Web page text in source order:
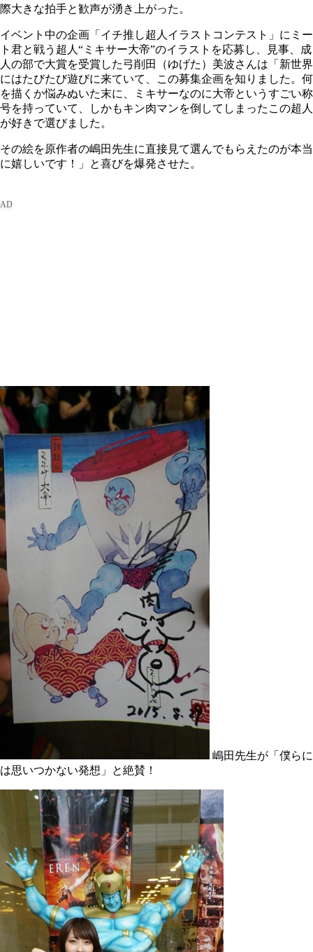
際大きな拍手と歓声が湧き上がった。
イベント中の企画「イチ推し超人イラストコンテスト」にミー
ト君と戦う超人“ミキサー大帝”のイラストを応募し、見事、成
人の部で大賞を受賞した弓削田（ゆげた）美波さんは「新世界
にはたびたび遊びに来ていて、この募集企画を知りました。何
を描くか悩みぬいた末に、ミキサーなのに大帝というすごい称
号を持っていて、しかもキン肉マンを倒してしまったこの超人
が好きで選びました。
その絵を原作者の嶋田先生に直接見て選んでもらえたのが本当
に嬉しいです！」と喜びを爆発させた。
嶋田先生が「僕らに
は思いつかない発想」と絶賛！